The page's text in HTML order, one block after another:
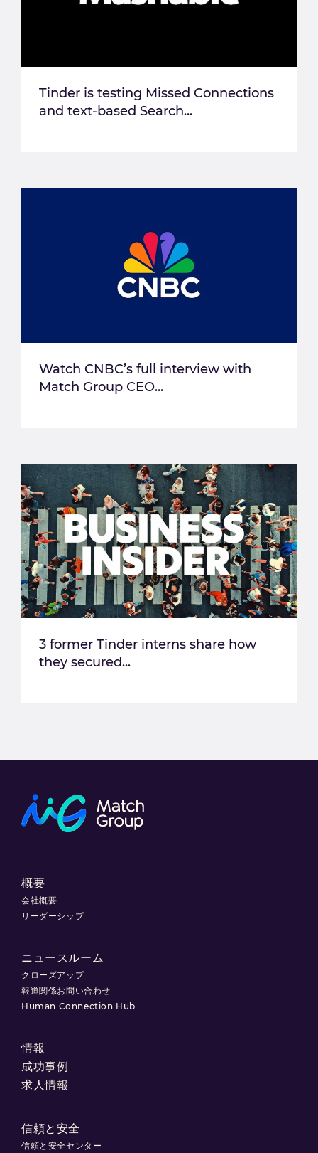
Tinder is testing Missed Connections
and text-based Search...
Watch CNBC’s full interview with
Match Group CEO...
3 former Tinder interns share how
they secured...
概要
会社概要
リーダーシップ
ニュースルーム
クローズアップ
報道関係お問い合わせ
Human Connection Hub
情報
成功事例
求人情報
信頼と安全
信頼と安全センター